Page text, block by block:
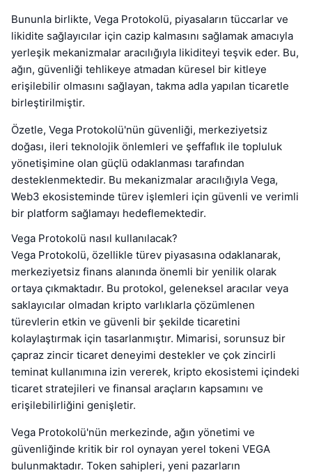
Bununla birlikte, Vega Protokolü, piyasaların tüccarlar ve
likidite sağlayıcılar için cazip kalmasını sağlamak amacıyla
yerleşik mekanizmalar aracılığıyla likiditeyi teşvik eder. Bu,
ağın, güvenliği tehlikeye atmadan küresel bir kitleye
erişilebilir olmasını sağlayan, takma adla yapılan ticaretle
birleştirilmiştir.
Özetle, Vega Protokolü'nün güvenliği, merkeziyetsiz
doğası, ileri teknolojik önlemleri ve şeffaflık ile topluluk
yönetişimine olan güçlü odaklanması tarafından
desteklenmektedir. Bu mekanizmalar aracılığıyla Vega,
Web3 ekosisteminde türev işlemleri için güvenli ve verimli
bir platform sağlamayı hedeflemektedir.
Vega Protokolü nasıl kullanılacak?
Vega Protokolü, özellikle türev piyasasına odaklanarak,
merkeziyetsiz finans alanında önemli bir yenilik olarak
ortaya çıkmaktadır. Bu protokol, geleneksel aracılar veya
saklayıcılar olmadan kripto varlıklarla çözümlenen
türevlerin etkin ve güvenli bir şekilde ticaretini
kolaylaştırmak için tasarlanmıştır. Mimarisi, sorunsuz bir
çapraz zincir ticaret deneyimi destekler ve çok zincirli
teminat kullanımına izin vererek, kripto ekosistemi içindeki
ticaret stratejileri ve finansal araçların kapsamını ve
erişilebilirliğini genişletir.
Vega Protokolü'nün merkezinde, ağın yönetimi ve
güvenliğinde kritik bir rol oynayan yerel tokeni VEGA
bulunmaktadır. Token sahipleri, yeni pazarların